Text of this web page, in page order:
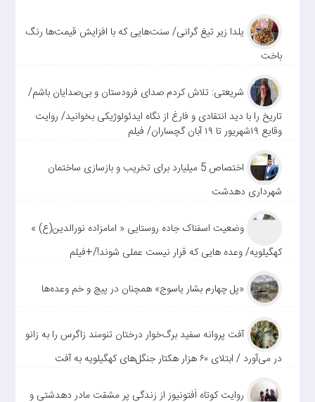
یلدا زیر تیغ گرانی/ سنت‌هایی که با افزایش قیمت‌ها رنگ
باخت
شریعتی: تلاش کردم صدای فرودستان و بی‌صدایان باشم/
تاریخ را با دید انتقادی و فارغ از نگاه ایدئولوژیکی بخوانید/ روایت
وقایع ۱۹شهریور تا ۱۹ آبان گچساران/ فیلم
اختصاص 5 میلیارد برای تخریب و بازسازی ساختمان
شهرداری دهدشت
وضعیت اسفناک جاده روستایی « امامزاده نورالدین(ع) »
کهگیلویه/ وعده هایی که قرار نیست عملی شوند!/+فیلم
«پل چهارم بشار یاسوج» همچنان در پیچ و خم وعده‌ها
آفت پروانه سفید برگ‌خوار درختان تنومند زاگرس را به زانو
در می‌آورد / ابتلای ۶۰ هزار هکتار جنگل‌های کهگیلویه به آفت
روایت کوتاه اَفتونیوز از زندگی پر مشقت مادر دهدشتی و